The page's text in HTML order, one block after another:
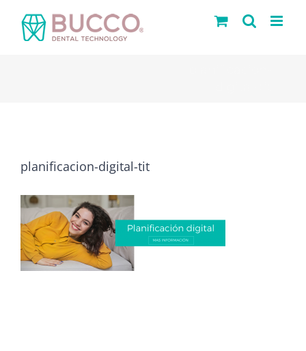
planificacion-digital-tit